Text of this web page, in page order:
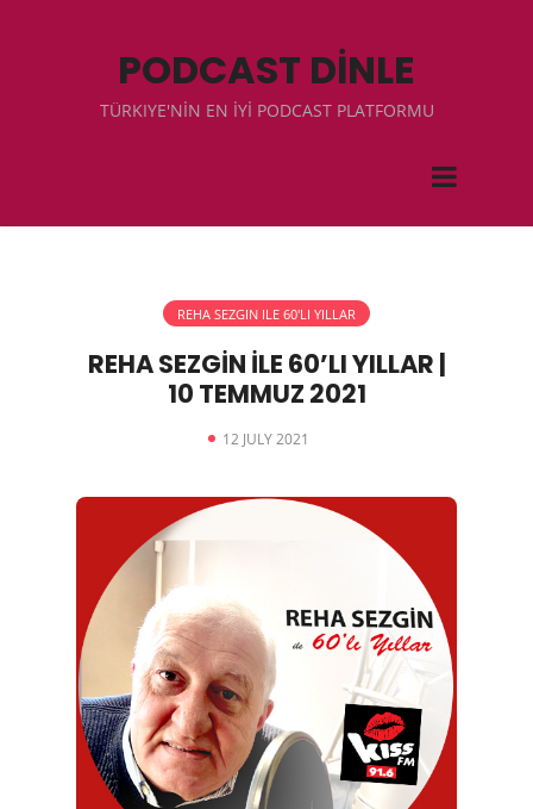
PODCAST DİNLE
TÜRKIYE'NİN EN İYİ PODCAST PLATFORMU
REHA SEZGIN ILE 60'LI YILLAR
REHA SEZGİN İLE 60’LI YILLAR |
10 TEMMUZ 2021
12 JULY 2021